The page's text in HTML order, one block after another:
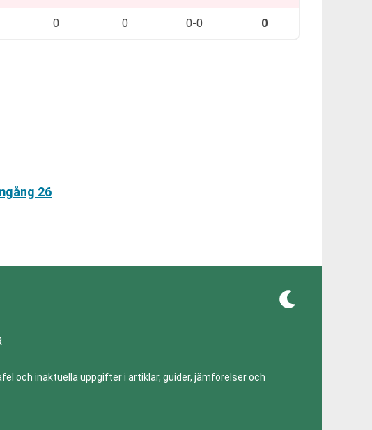
0 0 0-0 0
26
och inaktuella uppgifter i artiklar, guider, jämförelser och